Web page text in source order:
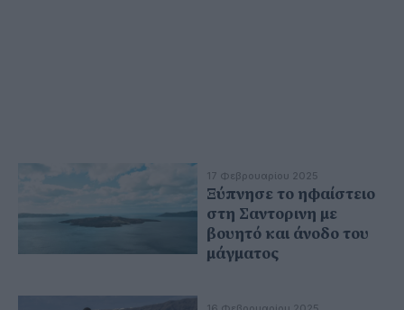
17 Φεβρουαρίου 2025
Ξύπνησε το ηφαίστειο
στη Σαντορινη με
βουητό και άνοδο του
μάγματος